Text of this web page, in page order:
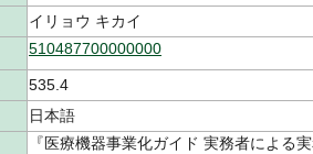
イリョウ キカイ
510487700000000
535.4
日本語
『医療機器事業化ガイド 実務者によ